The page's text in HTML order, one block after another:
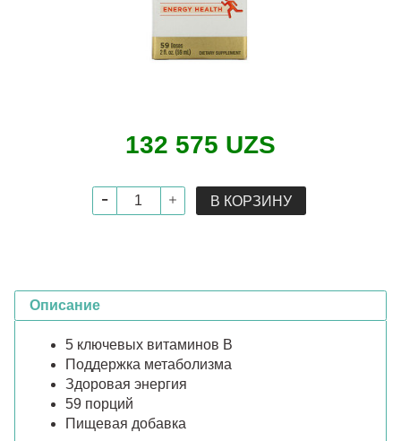
132 575 UZS
В КОРЗИНУ
Описание
5 ключевых витаминов B
Поддержка метаболизма
Здоровая энергия
59 порций
Пищевая добавка